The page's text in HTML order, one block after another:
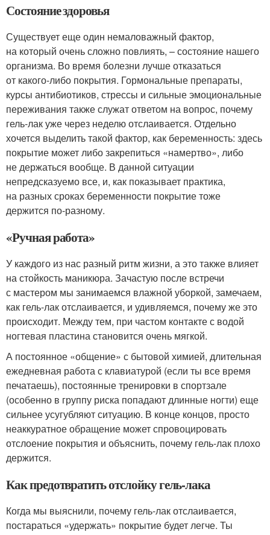
Состояние здоровья
Существует еще один немаловажный фактор,
на который очень сложно повлиять, – состояние нашего
организма. Во время болезни лучше отказаться
от какого-либо покрытия. Гормональные препараты,
курсы антибиотиков, стрессы и сильные эмоциональные
переживания также служат ответом на вопрос, почему
гель-лак уже через неделю отслаивается. Отдельно
хочется выделить такой фактор, как беременность: здесь
покрытие может либо закрепиться «намертво», либо
не держаться вообще. В данной ситуации
непредсказуемо все, и, как показывает практика,
на разных сроках беременности покрытие тоже
держится по-разному.
«Ручная работа»
У каждого из нас разный ритм жизни, а это также влияет
на стойкость маникюра. Зачастую после встречи
с мастером мы занимаемся влажной уборкой, замечаем,
как гель-лак отслаивается, и удивляемся, почему же это
происходит. Между тем, при частом контакте с водой
ногтевая пластина становится очень мягкой.
А постоянное «общение» с бытовой химией, длительная
ежедневная работа с клавиатурой (если ты все время
печатаешь), постоянные тренировки в спортзале
(особенно в группу риска попадают длинные ногти) еще
сильнее усугубляют ситуацию. В конце концов, просто
неаккуратное обращение может спровоцировать
отслоение покрытия и объяснить, почему гель-лак плохо
держится.
Как предотвратить отслойку гель-лака
Когда мы выяснили, почему гель-лак отслаивается,
постараться «удержать» покрытие будет легче. Ты